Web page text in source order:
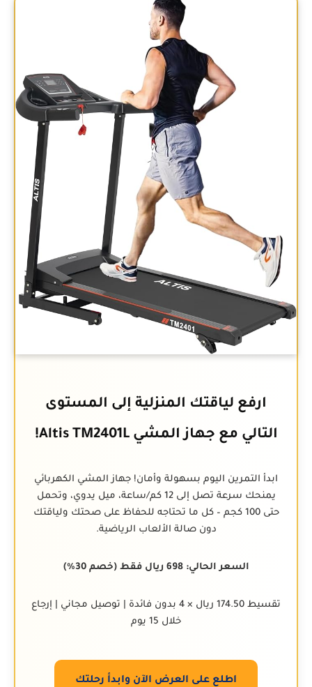
ارفع لياقتك المنزلية إلى المستوى
التالي مع جهاز المشي Altis TM2401L!
ابدأ التمرين اليوم بسهولة وأمان! جهاز المشي الكهربائي
يمنحك سرعة تصل إلى 12 كم/ساعة، ميل يدوي، وتحمل
حتى 100 كجم – كل ما تحتاجه للحفاظ على صحتك ولياقتك
دون صالة الألعاب الرياضية.
السعر الحالي: 698 ريال فقط (خصم 30%)
تقسيط 174.50 ريال × 4 بدون فائدة | توصيل مجاني | إرجاع
خلال 15 يوم
اطلع على العرض الآن وابدأ رحلتك